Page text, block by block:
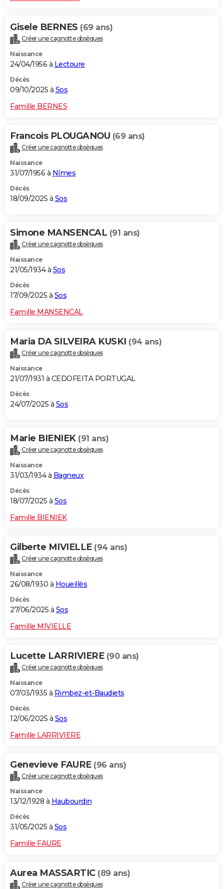
Gisele BERNES (69 ans)
Créer une cagnotte obsèques
Naissance
24/04/1956 à Lectoure
Décès
09/10/2025 à Sos
Famille BERNES
Francois PLOUGANOU (69 ans)
Créer une cagnotte obsèques
Naissance
31/07/1956 à Nîmes
Décès
18/09/2025 à Sos
Simone MANSENCAL (91 ans)
Créer une cagnotte obsèques
Naissance
21/05/1934 à Sos
Décès
17/09/2025 à Sos
Famille MANSENCAL
Maria DA SILVEIRA KUSKI (94 ans)
Créer une cagnotte obsèques
Naissance
21/07/1931 à CEDOFEITA PORTUGAL
Décès
24/07/2025 à Sos
Marie BIENIEK (91 ans)
Créer une cagnotte obsèques
Naissance
31/03/1934 à Bagneux
Décès
18/07/2025 à Sos
Famille BIENIEK
Gilberte MIVIELLE (94 ans)
Créer une cagnotte obsèques
Naissance
26/08/1930 à Houeillès
Décès
27/06/2025 à Sos
Famille MIVIELLE
Lucette LARRIVIERE (90 ans)
Créer une cagnotte obsèques
Naissance
07/03/1935 à Rimbez-et-Baudiets
Décès
12/06/2025 à Sos
Famille LARRIVIERE
Genevieve FAURE (96 ans)
Créer une cagnotte obsèques
Naissance
13/12/1928 à Haubourdin
Décès
31/05/2025 à Sos
Famille FAURE
Aurea MASSARTIC (89 ans)
Créer une cagnotte obsèques